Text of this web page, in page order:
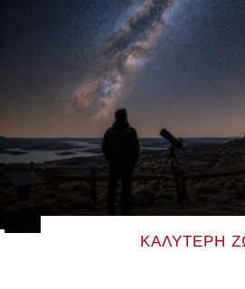
ΚΑΛΎΤΕΡΗ